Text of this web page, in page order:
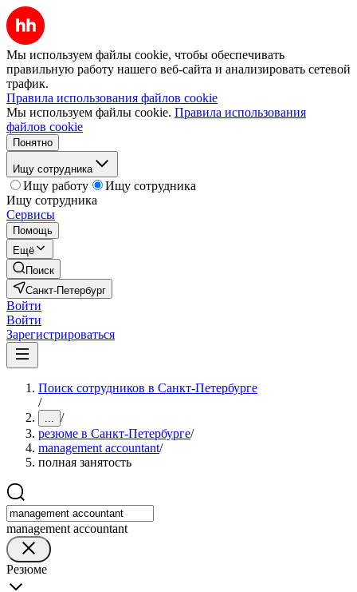
Мы используем файлы cookie, чтобы обеспечивать
правильную работу нашего веб-сайта и анализировать сетевой
трафик.
Правила использования файлов cookie
Мы используем файлы cookie. Правила использования
файлов cookie
Понятно
Ищу сотрудника
Ищу работу
Ищу сотрудника
Ищу сотрудника
Сервисы
Помощь
Ещё
Поиск
Санкт-Петербург
Войти
Войти
Зарегистрироваться
Поиск сотрудников в Санкт-Петербурге
/
... /
резюме в Санкт-Петербурге/
management accountant/
полная занятость
management accountant
Резюме